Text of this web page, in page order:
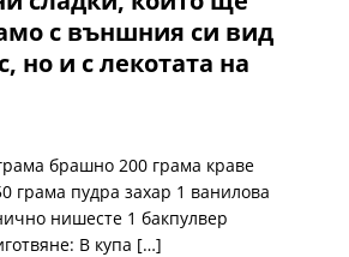
с външния си вид
но и с лекотата на
брашно 200 грама краве
грама пудра захар 1 ванилова
нишесте 1 бакпулвер
В купа […]